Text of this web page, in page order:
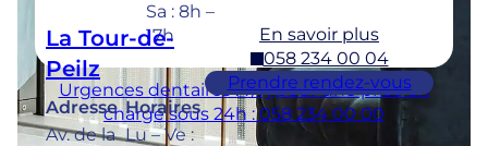
La Tour-de-
Peilz
Adresse
Av. de la
Horaires
Lu – Ve :
En savoir plus
058 234 00 04
Prendre rendez-vous
Sa : 8h –
17h
Urgences dentaires : 7/7j pour une prise en
charge sous 24h : 058 234 00 00